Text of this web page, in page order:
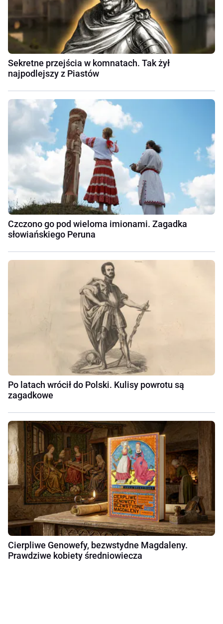
Sekretne przejścia w komnatach. Tak żył
najpodlejszy z Piastów
Czczono go pod wieloma imionami. Zagadka
słowiańskiego Peruna
Po latach wrócił do Polski. Kulisy powrotu są
zagadkowe
Cierpliwe Genowefy, bezwstydne Magdaleny.
Prawdziwe kobiety średniowiecza